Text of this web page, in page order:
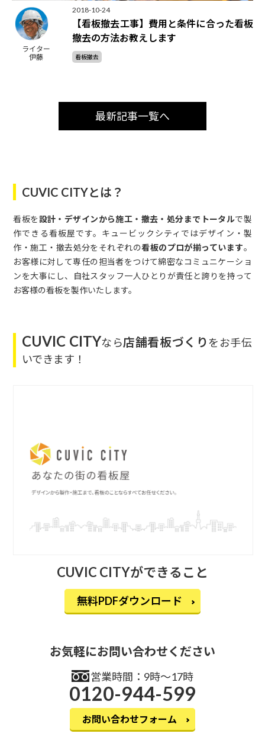
ライター
伊藤
2018-10-24
【看板撤去工事】費用と条件に合った看板
撤去の方法お教えします
看板撤去
最新記事一覧へ
CUVIC CITYとは？
看板を設計・デザインから施工・撤去・処分までトータルで製
作できる看板屋です。キュービックシティではデザイン・製
作・施工・撤去処分をそれぞれの看板のプロが揃っています。
お客様に対して専任の担当者をつけて綿密なコミュニケーショ
ンを大事にし、自社スタッフ一人ひとりが責任と誇りを持って
お客様の看板を製作いたします。
CUVIC CITYなら店舗看板づくりをお手伝
いできます！
CUVIC CITYができること
無料PDFダウンロード
お気軽にお問い合わせください
営業時間：9時〜17時
0120-944-599
お問い合わせフォーム